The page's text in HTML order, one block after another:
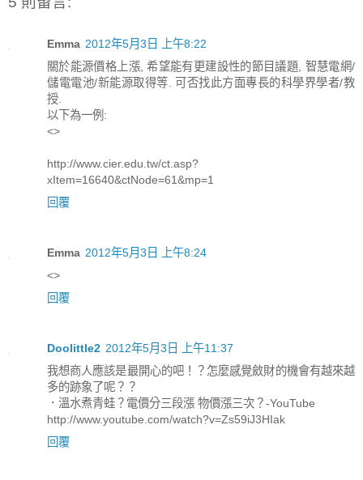
Emma 2012年5月3日 上午8:22
關於能源價格上漲, 希望能有更建設性的節目議題, 智慧電網/
儲電電池/新能源取得等. 可否找此方面專長的科學界學者/教
授.
以下為一例:
<>
http://www.cier.edu.tw/ct.asp?
xItem=16640&ctNode=61&mp=1
回覆
Emma 2012年5月3日 上午8:24
<>
回覆
Doolittle2 2012年5月3日 上午11:37
我想商人應該是最開心的吧！？怎麼感覺斂財的機會有越來越
多的跡象了呢？？
．溫水煮青蛙？電價分三段漲 物價漲三次？-YouTube
http://www.youtube.com/watch?v=Zs59iJ3HIak
回覆